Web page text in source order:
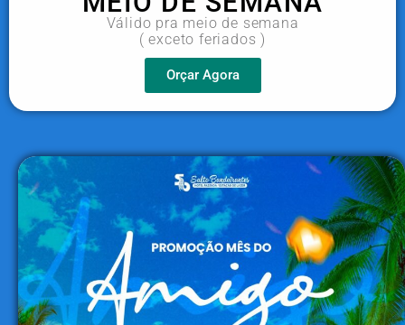
Válido pra meio de semana
( exceto feriados )
Orçar Agora